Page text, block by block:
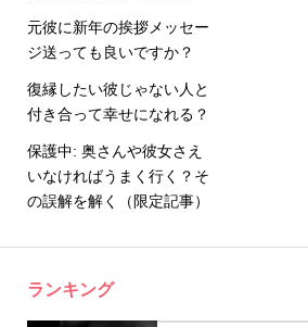
元彼に新年の挨拶メッセー
ジ送っても良いですか？
復縁したい彼じゃない人と
付き合って幸せになれる？
保護中: 奥さんや彼女さえ
いなければうまく行く？そ
の誤解を解く（限定記事）
ランキング